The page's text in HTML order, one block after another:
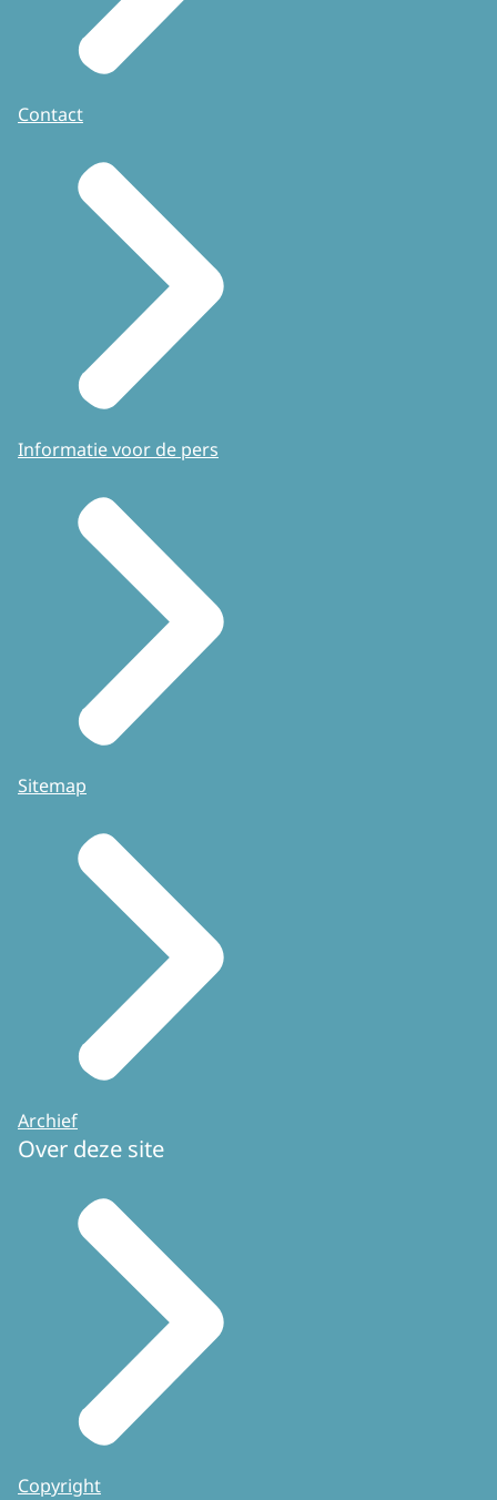
Contact
Informatie voor de pers
Sitemap
Archief
Over deze site
Copyright